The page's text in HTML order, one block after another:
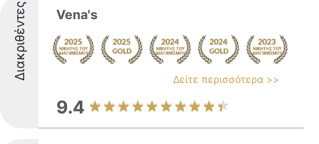
Διακριθέντες Vena's
Δείτε περισσότερα >>
9.4